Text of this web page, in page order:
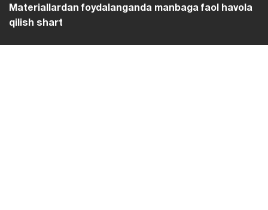
Materiallardan foydalanganda manbaga faol havola
qilish shart